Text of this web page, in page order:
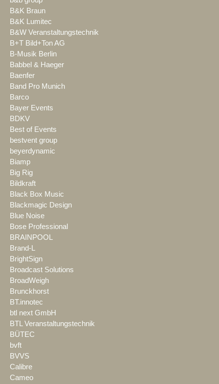
B&K Braun
B&K Lumitec
B&W Veranstaltungstechnik
B+T Bild+Ton AG
B-Musik Berlin
Babbel & Haeger
Baenfer
Band Pro Munich
Barco
Bayer Events
BDKV
Best of Events
bestvent group
beyerdynamic
Biamp
Big Rig
Bildkraft
Black Box Music
Blackmagic Design
Blue Noise
Bose Professional
BRAINPOOL
Brand-L
BrightSign
Broadcast Solutions
BroadWeigh
Brunckhorst
BT.innotec
btl next GmbH
BTL Veranstaltungstechnik
BÜTEC
bvft
BVVS
Calibre
Cameo